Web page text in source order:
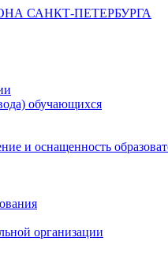
САНКТ-ПЕТЕРБУРГА
обучающихся
и оснащенность
организации